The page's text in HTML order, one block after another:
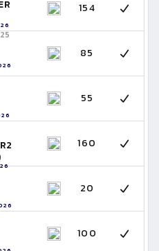
154
85
55
160
20
100